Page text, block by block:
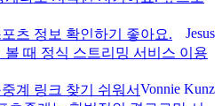
Jesus
츠 정보 확인하기 좋아요.
볼 때 정식 스트리밍 서비스 이용
Vonnie Kunz
계 링크 찾기 쉬워서